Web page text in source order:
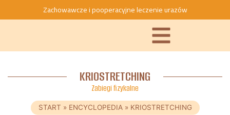
Zachowawcze i pooperacyjne leczenie urazów
KRIOSTRETCHING
Zabiegi fizykalne
START » ENCYCLOPEDIA» KRIOSTRETCHING